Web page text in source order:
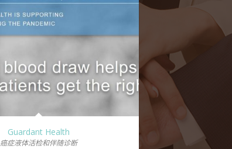
Guardant Health
癌症液体活检和伴随诊断